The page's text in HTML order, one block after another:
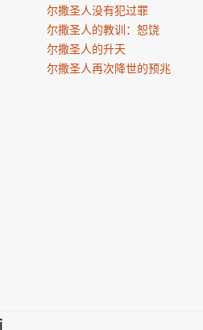
尔撒圣人没有犯过罪
尔撒圣人的教训：恕饶
尔撒圣人的升天
尔撒圣人再次降世的预兆